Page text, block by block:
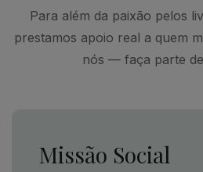
Para além da paixão pelos
prestamos apoio real a quem
nós — faça parte
Missão Social